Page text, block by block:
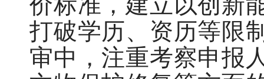
打破学历、资历等限
审中，注重考察申报